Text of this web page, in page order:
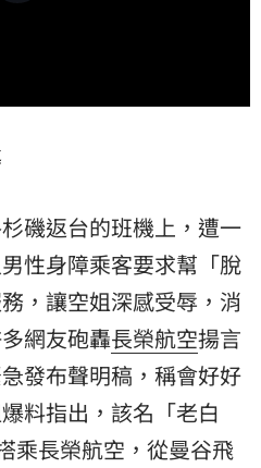
磯返台的班機上，遭一
性身障乘客要求幫「脫
，讓空姐深感受辱，消
網友砲轟長榮航空揚言
發布聲明稿，稱會好好
料指出，該名「老白
乘長榮航空，從曼谷飛